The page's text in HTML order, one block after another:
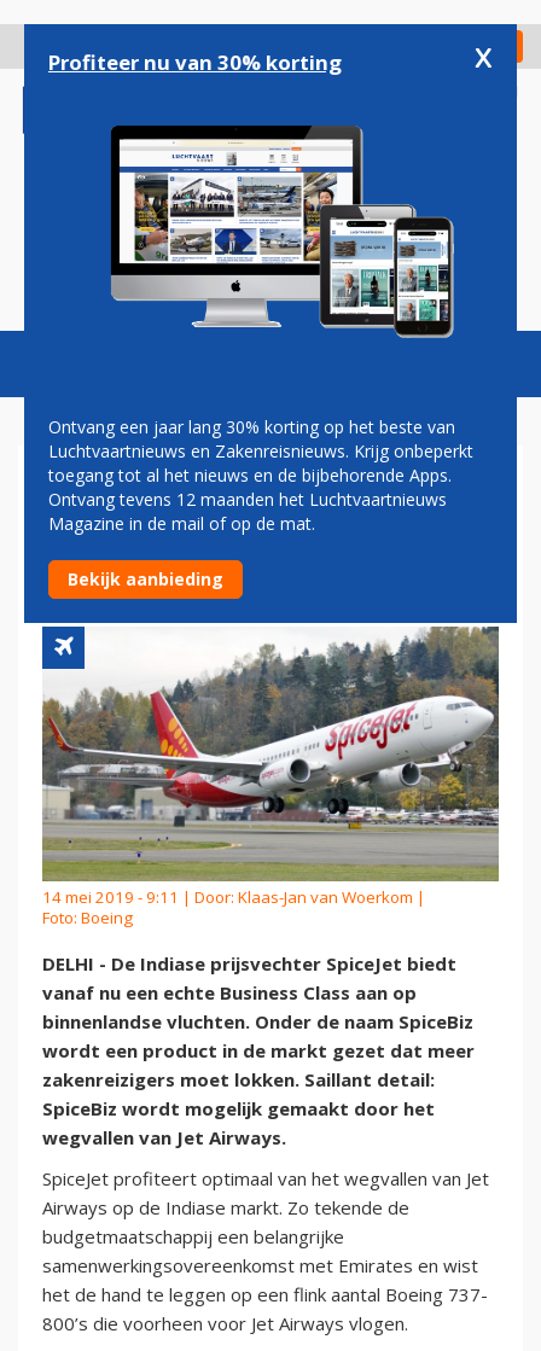
gaan
Check in
Magazine Podcasts Vacatures
SPICEJET: EIGEN BUSINESS
CLASS DOOR WEGVALLEN JET
AIRWAYS
14 mei 2019 - 9:11 | Door: Klaas-Jan van Woerkom |
Foto: Boeing
DELHI - De Indiase prijsvechter SpiceJet biedt
vanaf nu een echte Business Class aan op
binnenlandse vluchten. Onder de naam SpiceBiz
wordt een product in de markt gezet dat meer
zakenreizigers moet lokken. Saillant detail:
SpiceBiz wordt mogelijk gemaakt door het
wegvallen van Jet Airways.
SpiceJet profiteert optimaal van het wegvallen van Jet
Airways op de Indiase markt. Zo tekende de
budgetmaatschappij een belangrijke
samenwerkingsovereenkomst met Emirates en wist
het de hand te leggen op een flink aantal Boeing 737-
800’s die voorheen voor Jet Airways vlogen.
Profiteer nu van 30% korting x
Ontvang een jaar lang 30% korting op het beste van
Luchtvaartnieuws en Zakenreisnieuws. Krijg onbeperkt
toegang tot al het nieuws en de bijbehorende Apps.
Ontvang tevens 12 maanden het Luchtvaartnieuws
Magazine in de mail of op de mat.
Bekijk aanbieding